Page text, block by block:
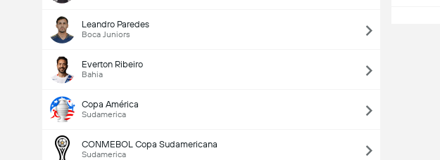
Leandro Paredes
Boca Juniors
Everton Ribeiro
Bahia
Copa América
Sudamerica
CONMEBOL Copa Sudamericana
Sudamerica